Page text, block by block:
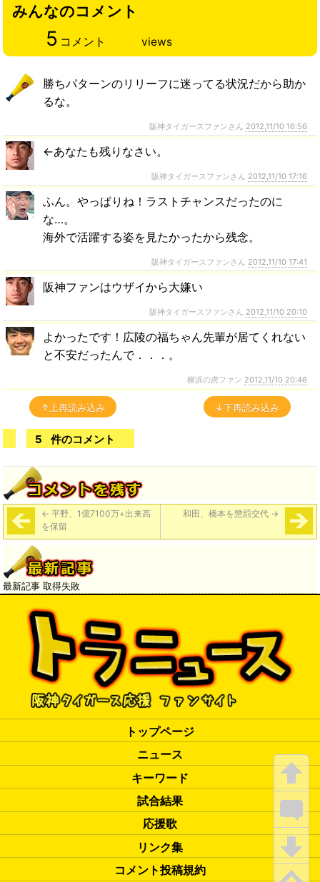
みんなのコメント
5 コメント views
勝ちパターンのリリーフに迷ってる状況だから助か
るな。
阪神タイガースファンさん 2012,11/10 16:56
←あなたも残りなさい。
阪神タイガースファンさん 2012,11/10 17:16
ふん。やっぱりね！ラストチャンスだったのに
な…。
海外で活躍する姿を見たかったから残念。
阪神タイガースファンさん 2012,11/10 17:41
阪神ファンはウザイから大嫌い
阪神タイガースファンさん 2012,11/10 20:10
よかったです！広陵の福ちゃん先輩が居てくれない
と不安だったんで．．．。
横浜の虎ファン 2012,11/10 20:46
↑上再読み込み ↓下再読み込み
5 件のコメント
← 平野、1億7100万+出来高
を保留
和田、橋本を懲罰交代 →
最新記事 取得失敗
トップページ
ニュース
キーワード
試合結果
応援歌
リンク集
コメント投稿規約